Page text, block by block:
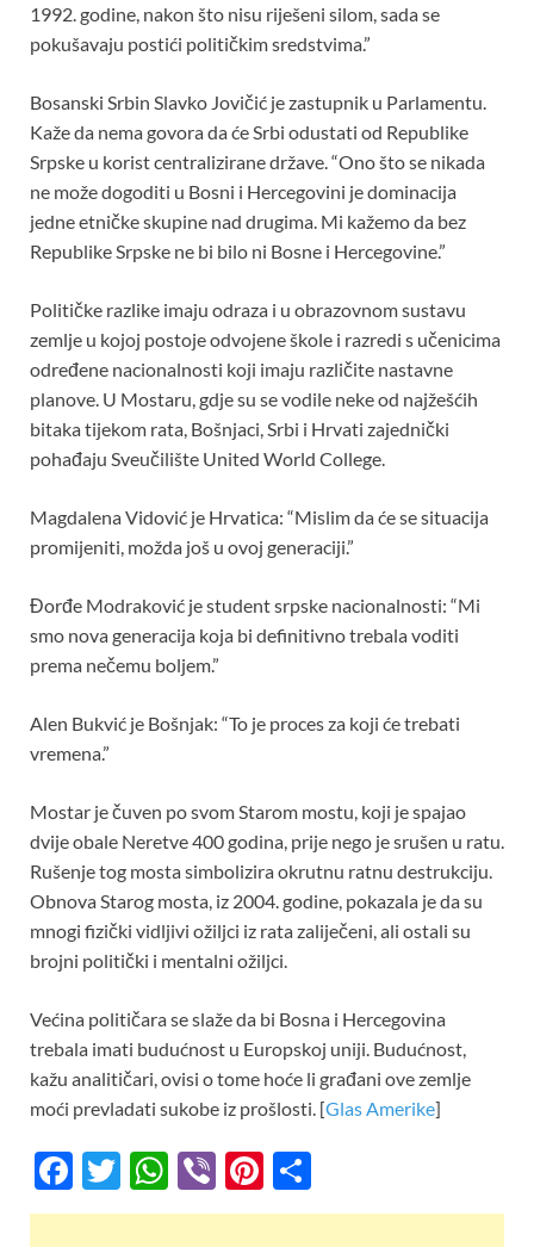
1992. godine, nakon što nisu riješeni silom, sada se
pokušavaju postići političkim sredstvima.”
Bosanski Srbin Slavko Jovičić je zastupnik u Parlamentu.
Kaže da nema govora da će Srbi odustati od Republike
Srpske u korist centralizirane države. “Ono što se nikada
ne može dogoditi u Bosni i Hercegovini je dominacija
jedne etničke skupine nad drugima. Mi kažemo da bez
Republike Srpske ne bi bilo ni Bosne i Hercegovine.”
Političke razlike imaju odraza i u obrazovnom sustavu
zemlje u kojoj postoje odvojene škole i razredi s učenicima
određene nacionalnosti koji imaju različite nastavne
planove. U Mostaru, gdje su se vodile neke od najžešćih
bitaka tijekom rata, Bošnjaci, Srbi i Hrvati zajednički
pohađaju Sveučilište United World College.
Magdalena Vidović je Hrvatica: “Mislim da će se situacija
promijeniti, možda još u ovoj generaciji.”
Đorđe Modraković je student srpske nacionalnosti: “Mi
smo nova generacija koja bi definitivno trebala voditi
prema nečemu boljem.”
Alen Bukvić je Bošnjak: “To je proces za koji će trebati
vremena.”
Mostar je čuven po svom Starom mostu, koji je spajao
dvije obale Neretve 400 godina, prije nego je srušen u ratu.
Rušenje tog mosta simbolizira okrutnu ratnu destrukciju.
Obnova Starog mosta, iz 2004. godine, pokazala je da su
mnogi fizički vidljivi ožiljci iz rata zaliječeni, ali ostali su
brojni politički i mentalni ožiljci.
Većina političara se slaže da bi Bosna i Hercegovina
trebala imati budućnost u Europskoj uniji. Budućnost,
kažu analitičari, ovisi o tome hoće li građani ove zemlje
moći prevladati sukobe iz prošlosti. [Glas Amerike]
F
ac
T
w
W
h
Vi
b
Pi
nt h